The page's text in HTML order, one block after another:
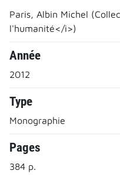
Paris, Albin Michel
l'humanité</i>)
Année
2012
Type
Monographie
Pages
384 p.